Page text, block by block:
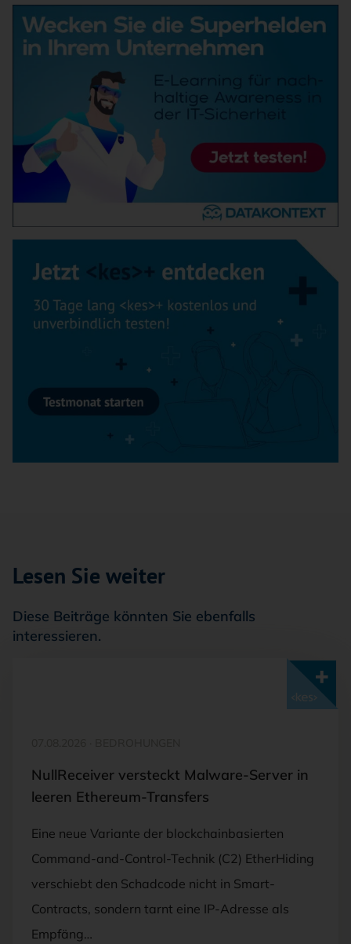
Lesen Sie weiter
Diese Beiträge könnten Sie ebenfalls
interessieren.
NullReceiver versteckt Malware-Server in
leeren Ethereum-Transfers
Eine neue Variante der blockchainbasierten
Command-and-Control-Technik (C2) EtherHiding
verschiebt den Schadcode nicht in Smart-
Contracts, sondern tarnt eine IP-Adresse als
Empfäng…